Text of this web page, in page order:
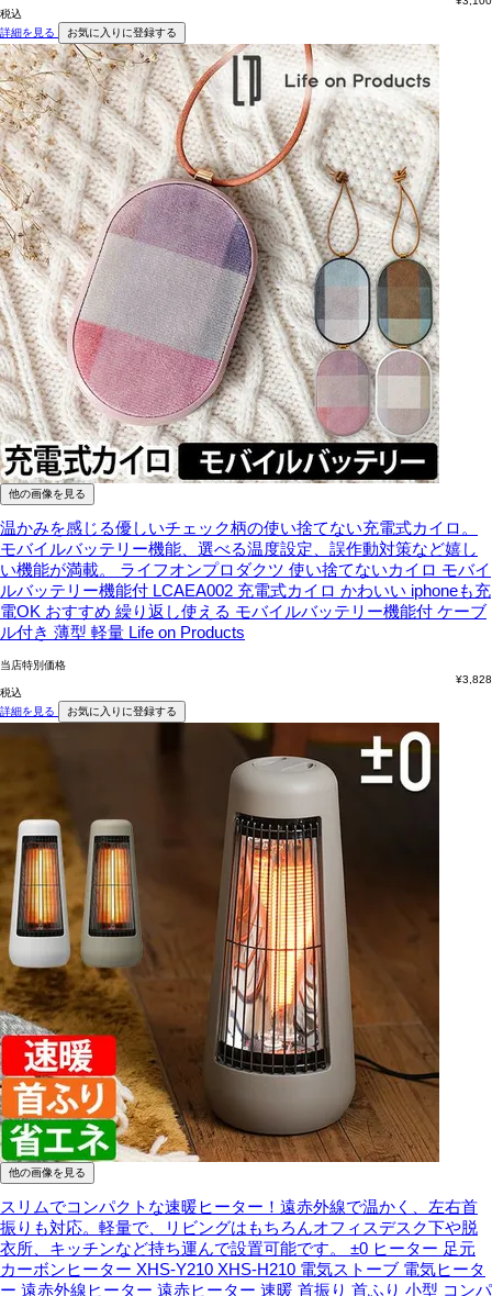
税込
詳細を見る
お気に入りに登録する
他の画像を見る
温かみを感じる優しいチェック柄の使い捨てない充電式カイロ。
モバイルバッテリー機能、選べる温度設定、誤作動対策など嬉し
い機能が満載。
ライフオンプロダクツ 使い捨てないカイロ モバイ
ルバッテリー機能付 LCAEA002 充電式カイロ かわいい iphoneも充
電OK おすすめ 繰り返し使える モバイルバッテリー機能付 ケーブ
ル付き 薄型 軽量 Life on Products
当店特別価格
¥3,828
税込
詳細を見る
お気に入りに登録する
他の画像を見る
スリムでコンパクトな速暖ヒーター！遠赤外線で温かく、左右首
振りも対応。軽量で、リビングはもちろんオフィスデスク下や脱
衣所、キッチンなど持ち運んで設置可能です。
±0 ヒーター 足元
カーボンヒーター XHS-Y210 XHS-H210 電気ストーブ 電気ヒータ
ー 遠赤外線ヒーター 遠赤ヒーター 速暖 首振り 首ふり 小型 コンパ